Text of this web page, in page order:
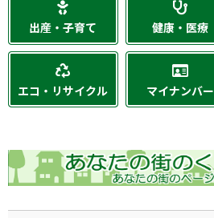
出産・子育て 健康・医療
エコ・リサイクル マイナンバー